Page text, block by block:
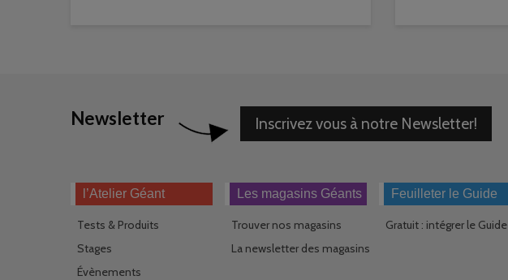
Newsletter Inscrivez vous à notre Newsletter!
l’Atelier Géant
Tests & Produits
Stages
Évènements
Les magasins Géants
Trouver nos magasins
La newsletter des magasins
Feuilleter le Guide
Gratuit : intégrer le Guide